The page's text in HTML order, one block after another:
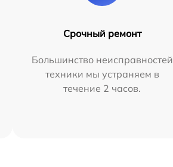
Срочный ремонт
Большинство неисправностей
техники мы устраняем в
течение 2 часов.